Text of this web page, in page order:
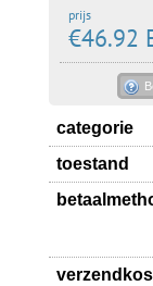
prijs
€46.92
categorie
toestand